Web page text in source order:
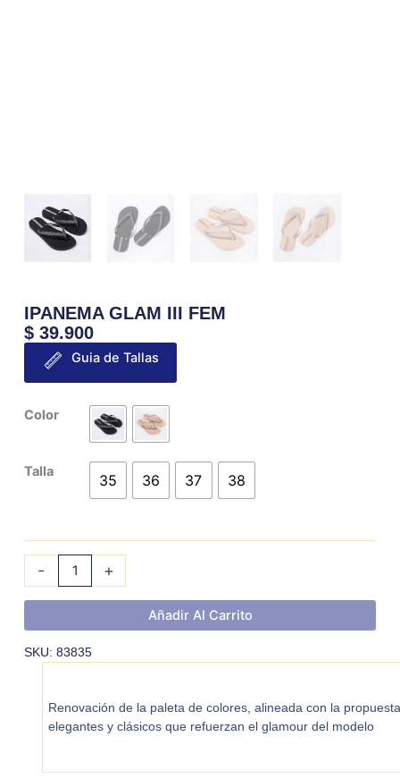
IPANEMA GLAM III FEM
$39.900
Guia de Tallas
Color
Talla 35 36 37 38
-
IPANEMA
FEM
+
Añadir Al Carrito
SKU: 83835
Renovación de la paleta de colores, alineada con la
elegantes y clásicos que refuerzan el glamour del modelo